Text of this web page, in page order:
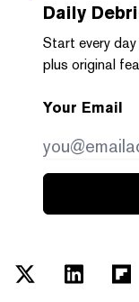
Daily
Start every
plus original
Your Email